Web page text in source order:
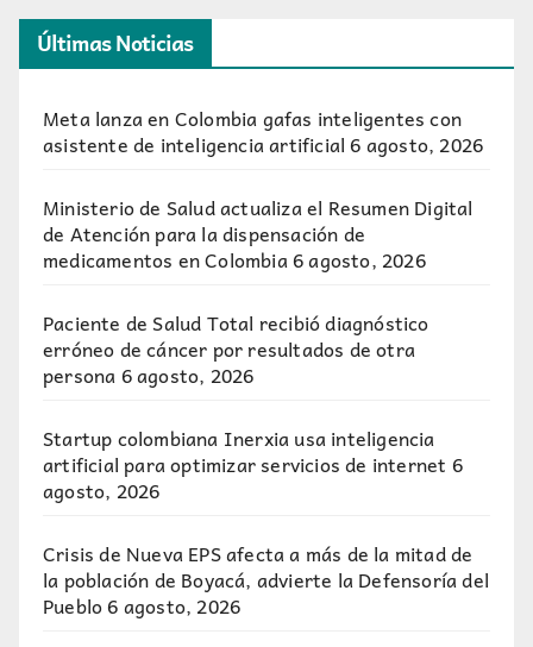
Últimas Noticias
Meta lanza en Colombia gafas inteligentes con
asistente de inteligencia artificial 6 agosto, 2026
Ministerio de Salud actualiza el Resumen Digital
de Atención para la dispensación de
medicamentos en Colombia6 agosto, 2026
Paciente de Salud Total recibió diagnóstico
erróneo de cáncer por resultados de otra
persona6 agosto, 2026
Startup colombiana Inerxia usa inteligencia
artificial para optimizar servicios de internet 6
agosto, 2026
Crisis de Nueva EPS afecta a más de la mitad de
la población de Boyacá, advierte la Defensoría del
Pueblo6 agosto, 2026